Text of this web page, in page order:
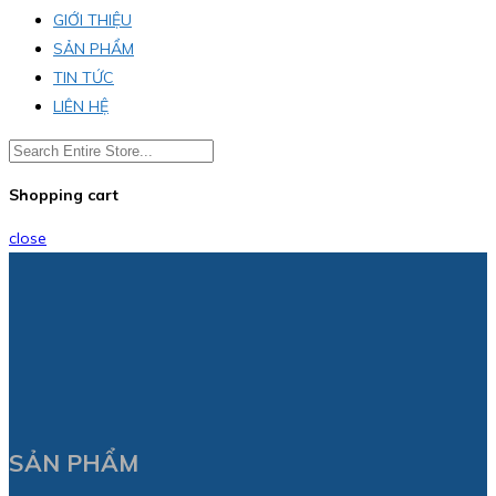
GIỚI THIỆU
SẢN PHẨM
TIN TỨC
LIÊN HỆ
Shopping cart
close
SẢN PHẨM